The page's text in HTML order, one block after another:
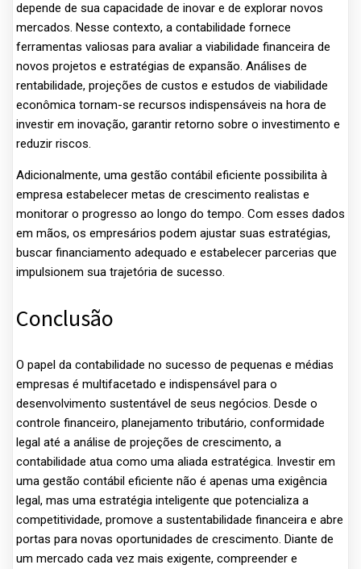
depende de sua capacidade de inovar e de explorar novos
mercados. Nesse contexto, a contabilidade fornece
ferramentas valiosas para avaliar a viabilidade financeira de
novos projetos e estratégias de expansão. Análises de
rentabilidade, projeções de custos e estudos de viabilidade
econômica tornam-se recursos indispensáveis na hora de
investir em inovação, garantir retorno sobre o investimento e
reduzir riscos.
Adicionalmente, uma gestão contábil eficiente possibilita à
empresa estabelecer metas de crescimento realistas e
monitorar o progresso ao longo do tempo. Com esses dados
em mãos, os empresários podem ajustar suas estratégias,
buscar financiamento adequado e estabelecer parcerias que
impulsionem sua trajetória de sucesso.
Conclusão
O papel da contabilidade no sucesso de pequenas e médias
empresas é multifacetado e indispensável para o
desenvolvimento sustentável de seus negócios. Desde o
controle financeiro, planejamento tributário, conformidade
legal até a análise de projeções de crescimento, a
contabilidade atua como uma aliada estratégica. Investir em
uma gestão contábil eficiente não é apenas uma exigência
legal, mas uma estratégia inteligente que potencializa a
competitividade, promove a sustentabilidade financeira e abre
portas para novas oportunidades de crescimento. Diante de
um mercado cada vez mais exigente, compreender e